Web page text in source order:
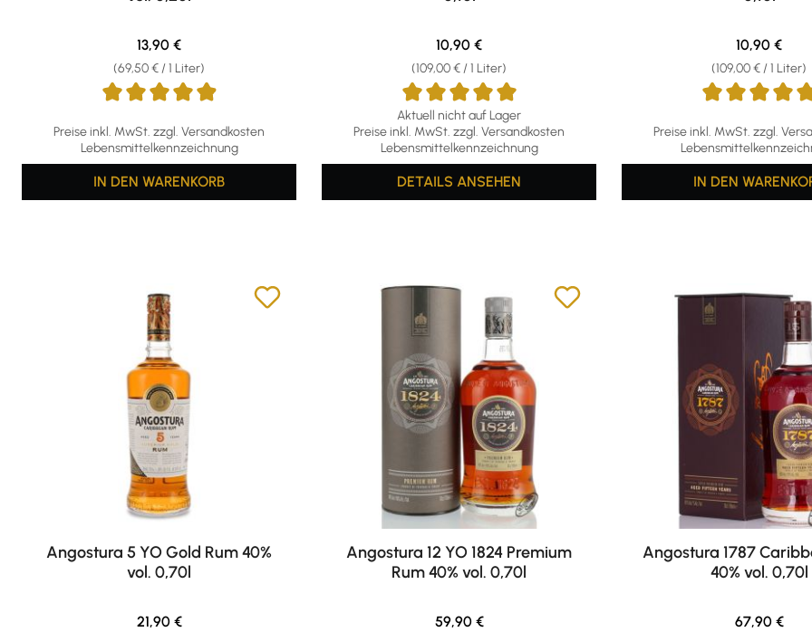
Preise inkl. MwSt. zzgl. Versandkosten
Lebensmittelkennzeichnung
(69,50 € / 1 Liter)
Regulärer Preis:
13,90 €
IN DEN WARENKORB
Durchschnittliche Bewertung von 5 von 5 Sternen
Aktuell nicht auf Lager
Preise inkl. MwSt. zzgl. Versandkosten
Lebensmittelkennzeichnung
(109,00 € / 1 Liter)
Regulärer Preis:
10,90 €
DETAILS ANSEHEN
Preise inkl. MwSt. zzgl.
(109,00 € / 1 Liter)
Regulärer
10,90 €
IN DEN
Angostura 5 YO Gold Rum 40%
vol. 0,70l
Regulärer Preis:
21,90 €
Angostura 12 YO 1824 Premium
Rum 40% vol. 0,70l
Regulärer Preis:
59,90 €
Angostura 1787
40% vol. 0,70l
Regulärer
67,90 €